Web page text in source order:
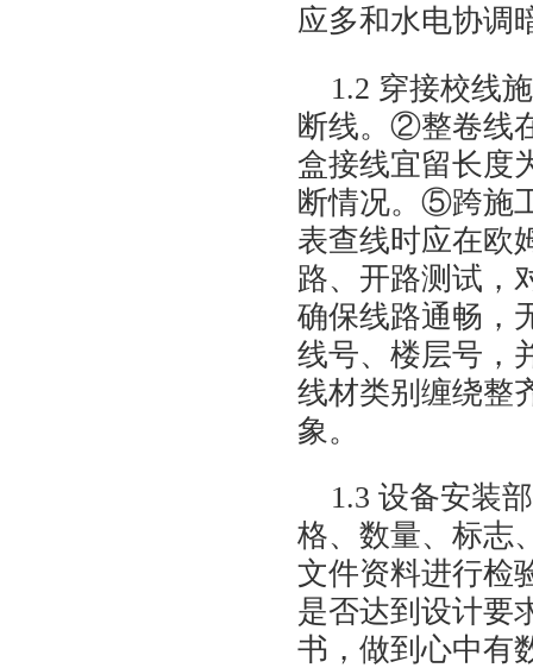
应多和水电协调
1.2 穿接校线
断线。②整卷线
盒接线宜留长度
断情况。⑤跨施
表查线时应在欧
路、开路测试，
确保线路通畅，
线号、楼层号，
线材类别缠绕整
象。
1.3 设备安装
格、数量、标志
文件资料进行检
是否达到设计要
书，做到心中有